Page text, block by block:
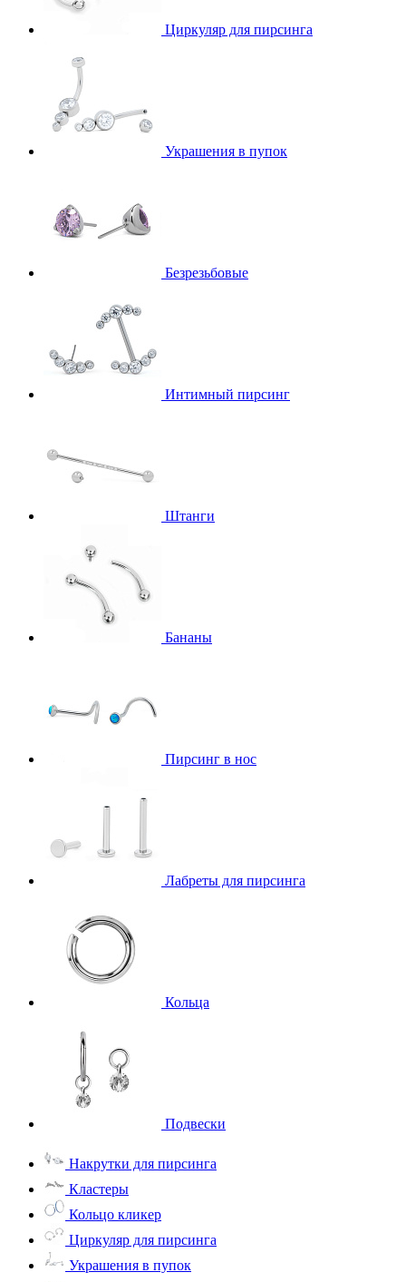
Циркуляр для пирсинга
Украшения в пупок
Безрезьбовые
Интимный пирсинг
Штанги
Бананы
Пирсинг в нос
Лабреты для пирсинга
Кольца
Подвески
Накрутки для пирсинга
Кластеры
Кольцо кликер
Циркуляр для пирсинга
Украшения в пупок